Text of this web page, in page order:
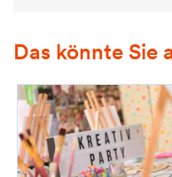
Das könnte Sie